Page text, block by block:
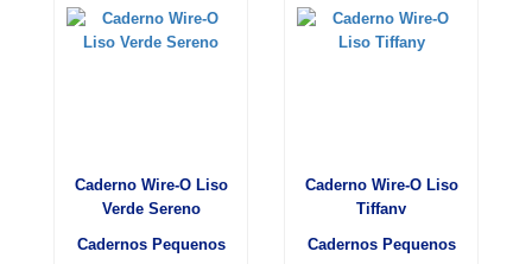
Caderno Wire-O Liso
Verde Sereno
Cadernos Pequenos
Caderno Wire-O Liso
Tiffany
Cadernos Pequenos